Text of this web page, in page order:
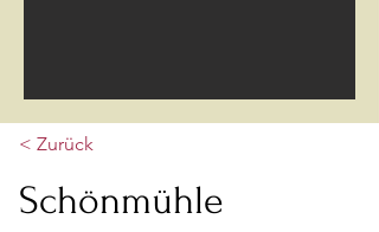
< Zurück
Schönmühle